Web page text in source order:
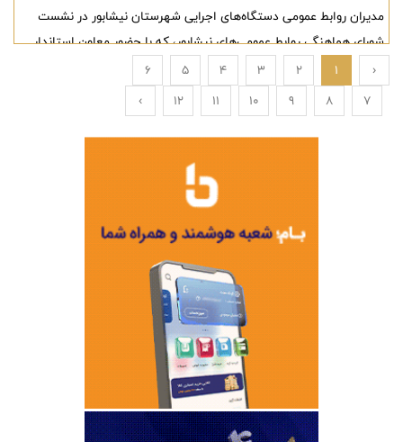
مدیران روابط عمومی دستگاه‌های اجرایی شهرستان نیشابور در نشست
شورای هماهنگی روابط عمومی‌های نیشابور، که با حضور معاون استاندار
خراسان رضوی و فرماندار ویژه نیشابور و نیز مدیر کل روابط عمومی
استانداری برگزار شد، نمایندگان خود را برگزیدند.
‹
1
2
3
4
5
6
7
8
9
10
11
12
›